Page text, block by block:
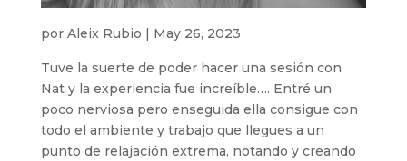
por Aleix Rubio May 26, 2023
Tuve la suerte de poder hacer una sesión con
Nat y la experiencia fue increíble…. Entré un
poco nerviosa pero enseguida ella consigue con
todo el ambiente y trabajo que llegues a un
punto de relajación extrema, notando y creando